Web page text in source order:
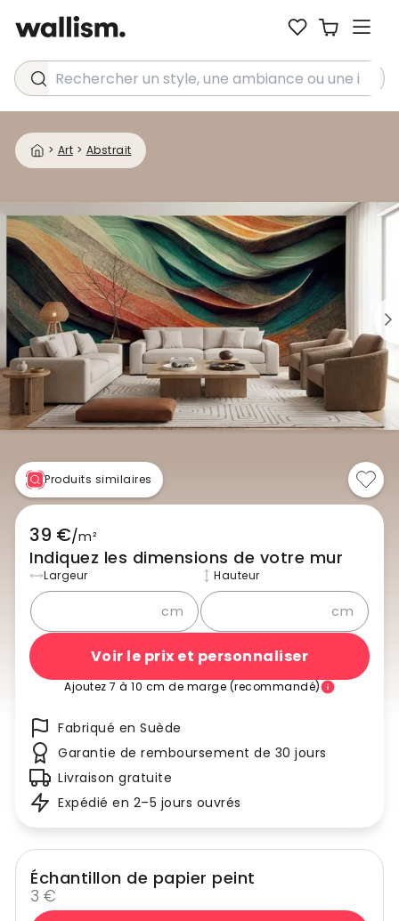
Rechercher un style, une ambiance ou une idée...
> Art > Abstrait
Produits similaires
39 €/m²
Indiquez les dimensions de votre mur
Largeur
cm
Hauteur
cm
Voir le prix et personnaliser
Ajoutez 7 à 10 cm de marge (recommandé)
Fabriqué en Suède
Garantie de remboursement de 30 jours
Livraison gratuite
Expédié en 2–5 jours ouvrés
Échantillon de papier peint
3 €